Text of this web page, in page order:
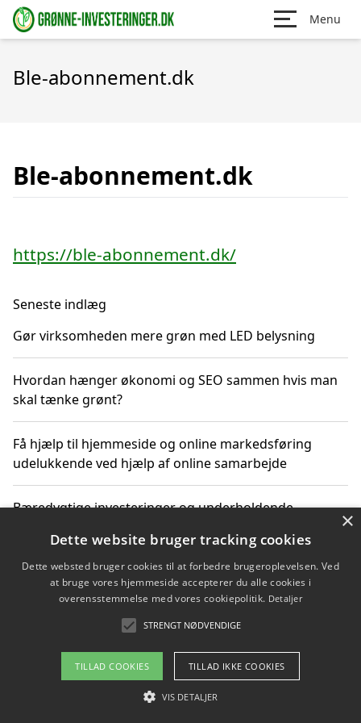
Menu
Ble-abonnement.dk
Ble-abonnement.dk
https://ble-abonnement.dk/
Seneste indlæg
Gør virksomheden mere grøn med LED belysning
Hvordan hænger økonomi og SEO sammen hvis man
skal tænke grønt?
Få hjælp til hjemmeside og online markedsføring
udelukkende ved hjælp af online samarbejde
Bæredygtige investeringer og underholdende
Sådan kan online møder for virksomheder fremme
grønne investeringer
Copyright 2026 - Pilanto Aps
Om / kontakt
×
Dette website bruger tracking cookies
Dette websted bruger cookies til at forbedre brugeroplevelsen. Ved
at bruge vores hjemmeside accepterer du alle cookies i
overensstemmelse med vores cookiepolitik. Detaljer
STRENGT NØDVENDIGE
TILLAD COOKIES TILLAD IKKE COOKIES
VIS DETALJER